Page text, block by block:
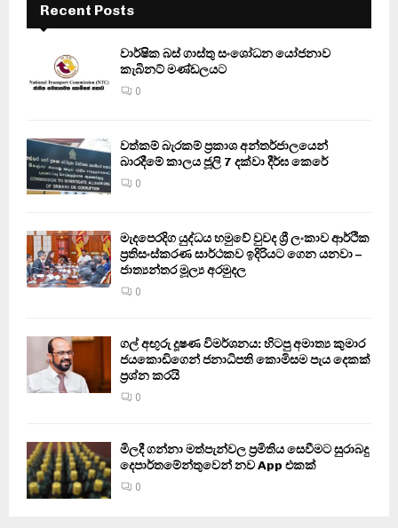
Recent Posts
වාර්ෂික බස් ගාස්තු සංශෝධන යෝජනාව
කැබිනට් මණ්ඩලයට
0
වත්කම් බැරකම් ප්‍රකාශ අන්තර්ජාලයෙන්
බාරදීමේ කාලය ජූලි 7 දක්වා දීර්ඝ කෙරේ
0
මැදපෙරදිග යුද්ධය හමුවේ වුවද ශ්‍රී ලංකාව ආර්ථික
ප්‍රතිසංස්කරණ සාර්ථකව ඉදිරියට ගෙන යනවා –
ජාත්‍යන්තර මූල්‍ය අරමුදල
0
ගල් අඟුරු දූෂණ විමර්ශනය: හිටපු අමාත්‍ය කුමාර
ජයකොඩිගෙන් ජනාධිපති කොමිසම පැය දෙකක්
ප්‍රශ්න කරයි
0
මිලදී ගන්නා මත්පැන්වල ප්‍රමිතිය සෙවීමට සුරාබදු
දෙපාර්තමේන්තුවෙන් නව App එකක්
0